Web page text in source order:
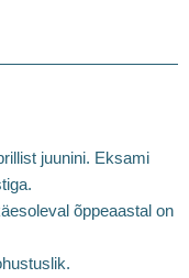
juunini. Eksami
õppeaastal on